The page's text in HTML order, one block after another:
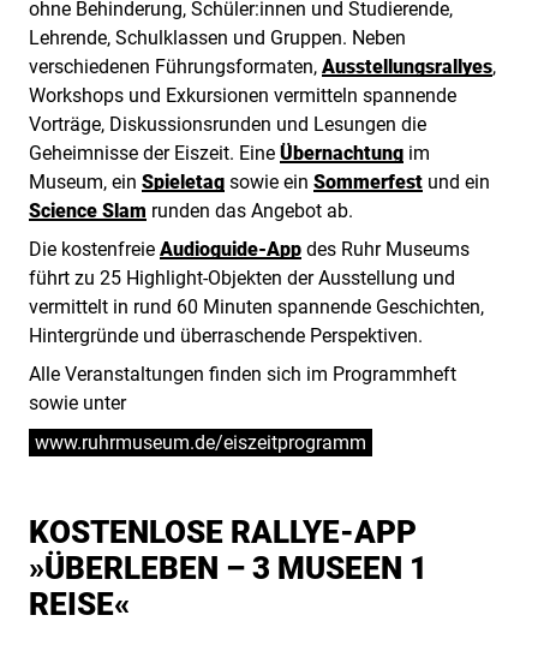
ohne Behinderung, Schüler:innen und Studierende,
Lehrende, Schulklassen und Gruppen. Neben
verschiedenen Führungsformaten, Ausstellungsrallyes,
Workshops und Exkursionen vermitteln spannende
Vorträge, Diskussionsrunden und Lesungen die
Geheimnisse der Eiszeit. Eine Übernachtung im
Museum, ein Spieletag sowie ein Sommerfest und ein
Science Slam runden das Angebot ab.
Die kostenfreie Audioguide-App des Ruhr Museums
führt zu 25 Highlight-Objekten der Ausstellung und
vermittelt in rund 60 Minuten spannende Geschichten,
Hintergründe und überraschende Perspektiven.
Alle Veranstaltungen finden sich im Programmheft
sowie unter
www.ruhrmuseum.de/eiszeitprogramm
KOSTENLOSE RALLYE-APP
»ÜBERLEBEN – 3 MUSEEN 1
REISE«